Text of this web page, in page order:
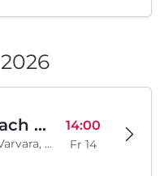
BLVKCAT Beach Festival 2026, Wake up Varvara
Wake UP Varvara, Varvara, BG
14:00
Fr 14